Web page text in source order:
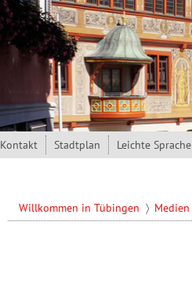
Kontakt Stadtplan Leichte Sprache
Willkommen in Tübingen Medien